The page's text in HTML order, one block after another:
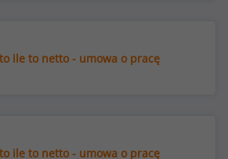
ile to netto - umowa o pracę
ile to netto - umowa o pracę